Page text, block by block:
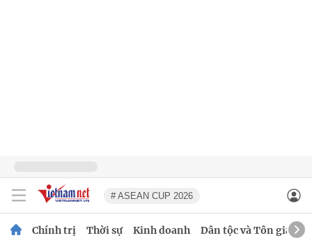
# ASEAN CUP 2026
Chính trị Thời sự Kinh doanh Dân tộc và Tôn giáo